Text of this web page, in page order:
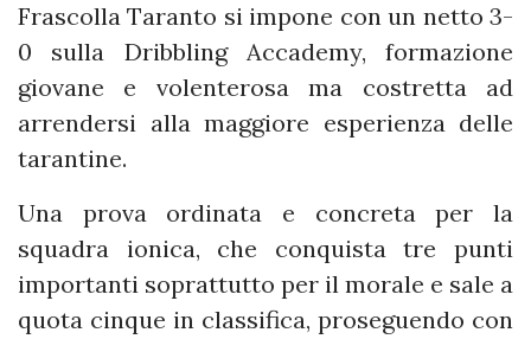
Frascolla Taranto si impone con un netto 3-
0 sulla Dribbling Accademy, formazione
giovane e volenterosa ma costretta ad
arrendersi alla maggiore esperienza delle
tarantine.
Una prova ordinata e concreta per la
squadra ionica, che conquista tre punti
importanti soprattutto per il morale e sale a
quota cinque in classifica, proseguendo con